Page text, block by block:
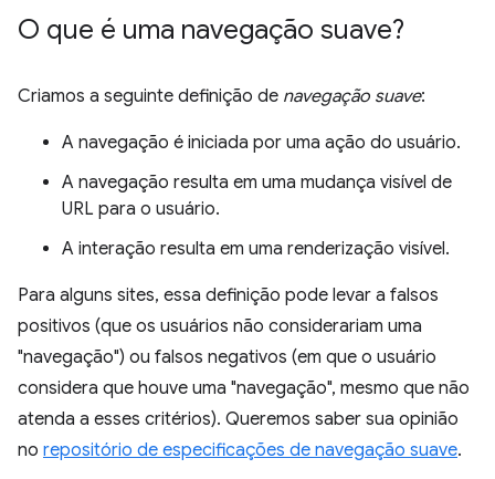
O que é uma navegação suave?
Criamos a seguinte definição de navegação suave:
A navegação é iniciada por uma ação do usuário.
A navegação resulta em uma mudança visível de
URL para o usuário.
A interação resulta em uma renderização visível.
Para alguns sites, essa definição pode levar a falsos
positivos (que os usuários não considerariam uma
"navegação") ou falsos negativos (em que o usuário
considera que houve uma "navegação", mesmo que não
atenda a esses critérios). Queremos saber sua opinião
no repositório de especificações de navegação suave.